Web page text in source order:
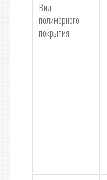
Вид
полимерного
покрытия